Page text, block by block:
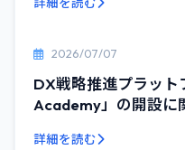
2026/07/07
DX戦略推進プラッ
Academy」の開設に
詳細を読む